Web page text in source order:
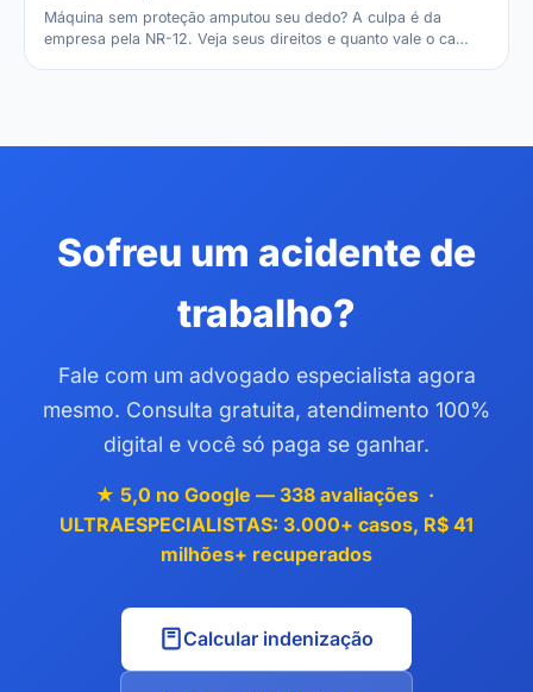
Máquina sem proteção amputou seu dedo? A culpa é da
empresa pela NR-12. Veja seus direitos e quanto vale o ca…
Sofreu um acidente de
trabalho?
Fale com um advogado especialista agora
mesmo. Consulta gratuita, atendimento 100%
digital e você só paga se ganhar.
★ 5,0 no Google — 338 avaliações ·
ULTRAESPECIALISTAS: 3.000+ casos, R$ 41
milhões+ recuperados
Calcular indenização